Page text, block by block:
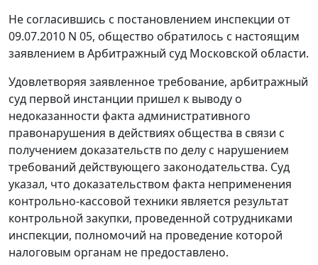
Не согласившись с постановлением инспекции от
09.07.2010 N 05, общество обратилось с настоящим
заявлением в Арбитражный суд Московской области.
Удовлетворяя заявленное требование, арбитражный
суд первой инстанции пришел к выводу о
недоказанности факта административного
правонарушения в действиях общества в связи с
получением доказательств по делу с нарушением
требований действующего законодательства. Суд
указал, что доказательством факта неприменения
контрольно-кассовой техники является результат
контрольной закупки, проведенной сотрудниками
инспекции, полномочий на проведение которой
налоговым органам не предоставлено.